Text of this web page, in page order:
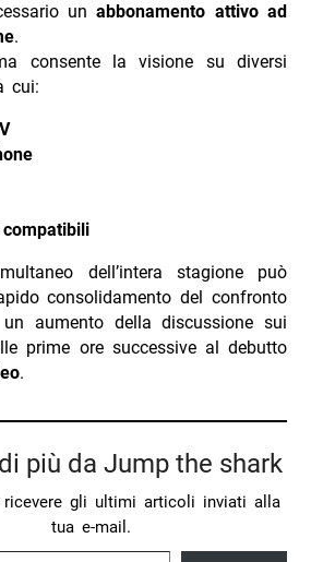
unabbonamento attivo ad
.
consente la visione su diversi
cui:
dell’intera stagione può
consolidamento del confronto
aumento della discussione sui
prime ore successive al debutto
.
di più da Jump the shark
ricevere gli ultimi articoli inviati alla
tua e-mail.